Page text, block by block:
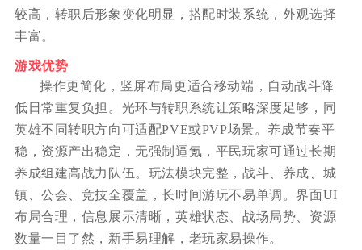
较高，转职后形象变化明显，搭配时装系统，外观选择
丰富。
游戏优势
操作更简化，竖屏布局更适合移动端，自动战斗降
低日常重复负担。光环与转职系统让策略深度足够，同
英雄不同转职方向可适配PVE或PVP场景。养成节奏平
稳，资源产出稳定，无强制逼氪，平民玩家可通过长期
养成组建高战力队伍。玩法模块完整，战斗、养成、城
镇、公会、竞技全覆盖，长时间游玩不易单调。界面UI
布局合理，信息展示清晰，英雄状态、战场局势、资源
数量一目了然，新手易理解，老玩家易操作。